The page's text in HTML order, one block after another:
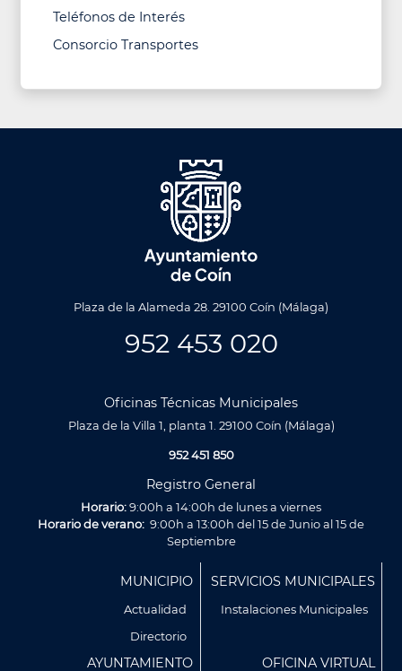
Teléfonos de Interés
Consorcio Transportes
Plaza de la Alameda 28. 29100 Coín (Málaga)
952 453 020
Oficinas Técnicas Municipales
Plaza de la Villa 1, planta 1. 29100 Coín (Málaga)
952 451 850
Registro General
Horario:9:00h a 14:00h de lunes a viernes
Horario de verano: 9:00h a 13:00h del 15 de Junio al 15 de
Septiembre
MUNICIPIO
Actualidad
Directorio
SERVICIOS MUNICIPALES
Instalaciones Municipales
AYUNTAMIENTO OFICINA VIRTUAL